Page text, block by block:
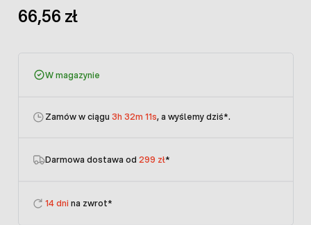
66,56 zł
W magazynie
Zamów w ciągu 3h 32m 11s, a wyślemy dziś*.
Darmowa dostawa od 299 zł*
14 dni na zwrot*